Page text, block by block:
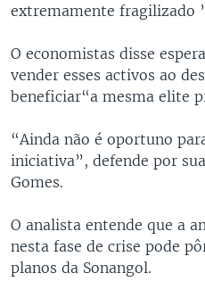
extremamente fragilizado
O economistas disse
vender esses activos ao
beneficiar“a mesma elite
“Ainda não é oportuno
iniciativa”, defende por
Gomes.
O analista entende que a
nesta fase de crise pode
planos da Sonangol.